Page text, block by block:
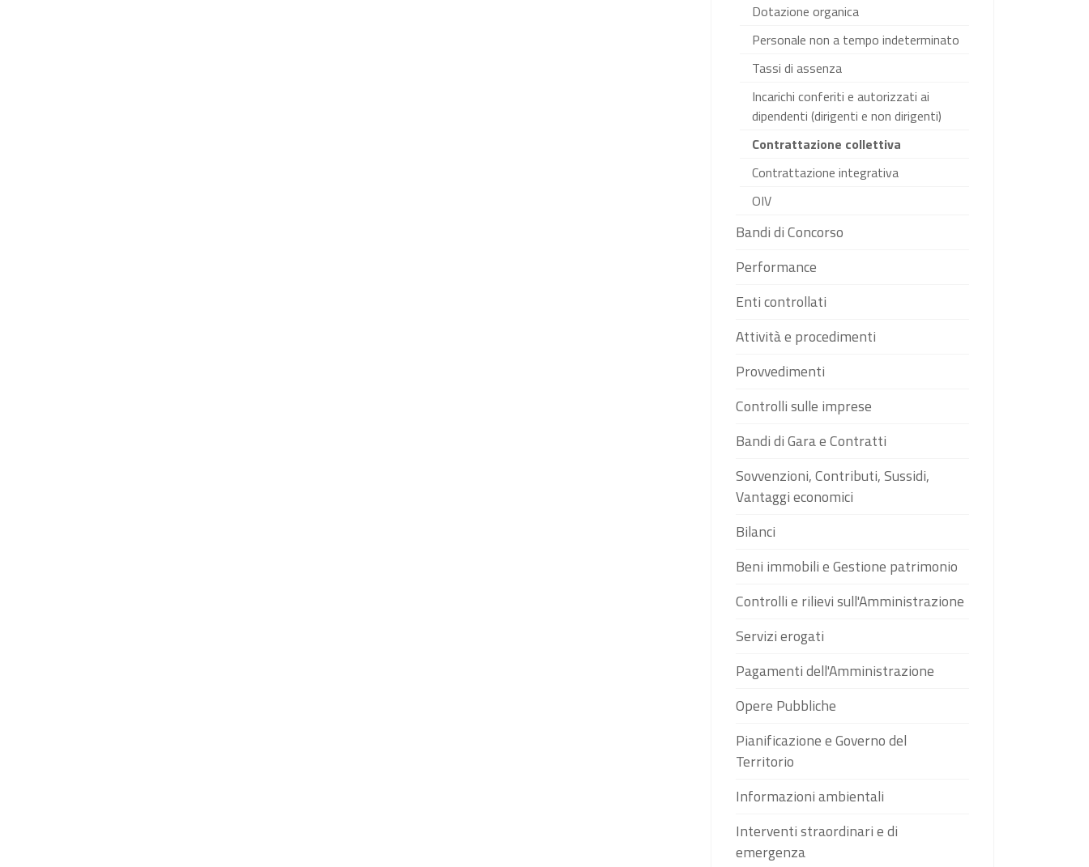
Dotazione organica
Personale non a tempo indeterminato
Tassi di assenza
Incarichi conferiti e autorizzati ai
dipendenti (dirigenti e non dirigenti)
Contrattazione collettiva
Contrattazione integrativa
OIV
Bandi di Concorso
Performance
Enti controllati
Attività e procedimenti
Provvedimenti
Controlli sulle imprese
Bandi di Gara e Contratti
Sovvenzioni, Contributi, Sussidi,
Vantaggi economici
Bilanci
Beni immobili e Gestione patrimonio
Controlli e rilievi sull'Amministrazione
Servizi erogati
Pagamenti dell'Amministrazione
Opere Pubbliche
Pianificazione e Governo del
Territorio
Informazioni ambientali
Interventi straordinari e di
emergenza